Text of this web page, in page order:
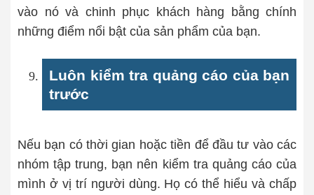
vào nó và chinh phục khách hàng bằng chính
những điểm nổi bật của sản phẩm của bạn.
Luôn kiểm tra quảng cáo của bạn
trước
Nếu bạn có thời gian hoặc tiền để đầu tư vào các
nhóm tập trung, bạn nên kiểm tra quảng cáo của
mình ở vị trí người dùng. Họ có thể hiểu và chấp